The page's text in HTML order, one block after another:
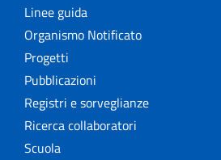
Linee guida
Organismo Notificato
Progetti
Pubblicazioni
Registri e sorveglianze
Ricerca collaboratori
Scuola